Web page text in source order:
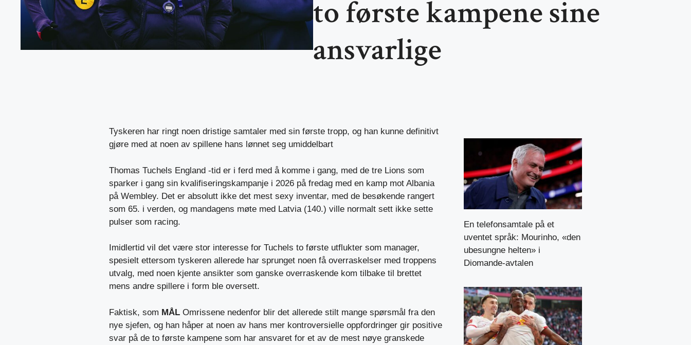
to første kampene sine
ansvarlige
Tyskeren har ringt noen dristige samtaler med sin første tropp, og han kunne definitivt
gjøre med at noen av spillene hans lønnet seg umiddelbart
Thomas Tuchels England -tid er i ferd med å komme i gang, med de tre Lions som
sparker i gang sin kvalifiseringskampanje i 2026 på fredag ​​med en kamp mot Albania
på Wembley. Det er absolutt ikke det mest sexy inventar, med de besøkende rangert
som 65. i verden, og mandagens møte med Latvia (140.) ville normalt sett ikke sette
pulser som racing.
Imidlertid vil det være stor interesse for Tuchels to første utflukter som manager,
spesielt ettersom tyskeren allerede har sprunget noen få overraskelser med troppens
utvalg, med noen kjente ansikter som ganske overraskende kom tilbake til brettet
mens andre spillere i form ble oversett.
Faktisk, som MÅL Omrissene nedenfor blir det allerede stilt mange spørsmål fra den
nye sjefen, og han håper at noen av hans mer kontroversielle oppfordringer gir positive
svar på de to første kampene som har ansvaret for et av de mest nøye granskede
En telefonsamtale på et
uventet språk: Mourinho, «den
ubesungne helten» i
Diomande-avtalen